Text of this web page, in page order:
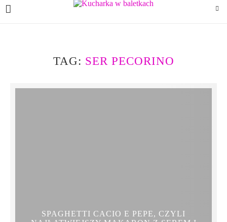
TAG: SER PECORINO
SPAGHETTI CACIO E PEPE, CZYLI